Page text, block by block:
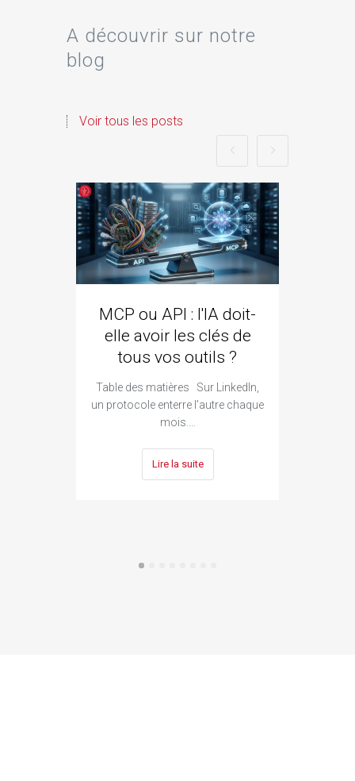
A découvrir sur notre
blog
Voir tous les posts
MCP ou API : l'IA doit-
elle avoir les clés de
tous vos outils ?
Table des matières Sur LinkedIn,
un protocole enterre l'autre chaque
mois.…
Lire la suite